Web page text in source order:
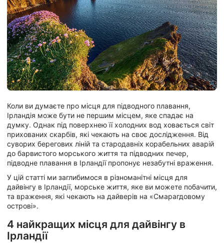
Коли ви думаєте про місця для підводного плавання,
Ірландія може бути не першим місцем, яке спадає на
думку. Однак під поверхнею її холодних вод ховається світ
прихованих скарбів, які чекають на своє дослідження. Від
суворих берегових ліній та стародавніх корабельних аварій
до барвистого морського життя та підводних печер,
підводне плавання в Ірландії пропонує незабутні враження.
У цій статті ми заглибимося в різноманітні місця для
дайвінгу в Ірландії, морське життя, яке ви можете побачити,
та враження, які чекають на дайверів на «Смарагдовому
острові».
4 найкращих місця для дайвінгу в
Ірландії